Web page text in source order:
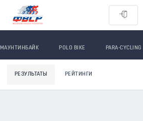
МАУНТИНБАЙК POLO BIKE PARA-CYCLING
РЕЗУЛЬТАТЫ РЕЙТИНГИ